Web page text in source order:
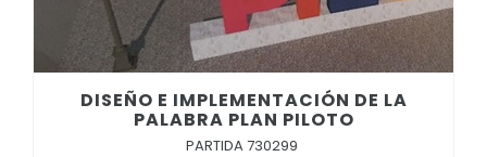
DISEÑO E IMPLEMENTACIÓN DE LA
PALABRA PLAN PILOTO
PARTIDA 730299